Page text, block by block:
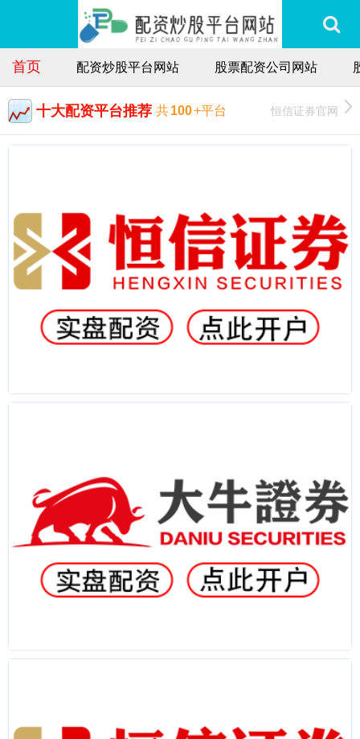
首页 配资炒股平台网站 股票配资公司网站
十大配资平台推荐 共100+平台 恒信证券官网